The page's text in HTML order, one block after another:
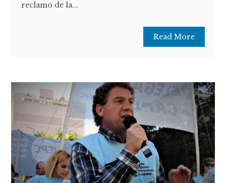
reclamo de la...
Read More